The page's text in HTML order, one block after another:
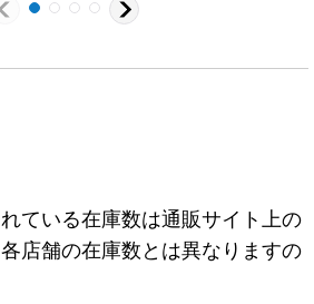
ている在庫数は通販サイト上の
店舗の在庫数とは異なりますの